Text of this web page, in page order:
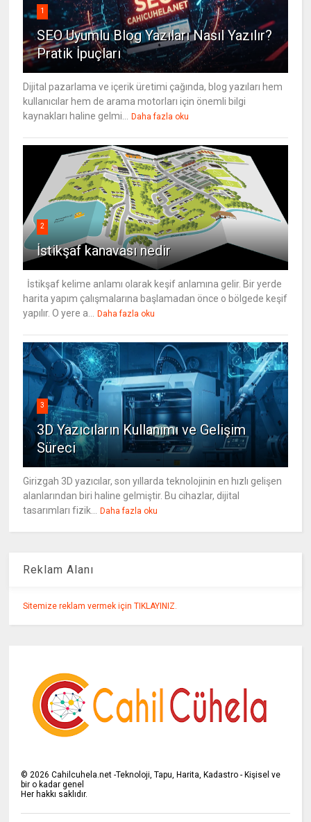
1
SEO Uyumlu Blog Yazıları Nasıl Yazılır?
Pratik İpuçları
Dijital pazarlama ve içerik üretimi çağında, blog yazıları hem
kullanıcılar hem de arama motorları için önemli bilgi
kaynakları haline gelmi...
Daha fazla oku
2
İstikşaf kanavası nedir
İstikşaf kelime anlamı olarak keşif anlamına gelir. Bir yerde
harita yapım çalışmalarına başlamadan önce o bölgede keşif
yapılır. O yere a...
Daha fazla oku
3
3D Yazıcıların Kullanımı ve Gelişim
Süreci
Girizgah 3D yazıcılar, son yıllarda teknolojinin en hızlı gelişen
alanlarından biri haline gelmiştir. Bu cihazlar, dijital
tasarımları fizik...
Daha fazla oku
Reklam Alanı
Sitemize reklam vermek için TIKLAYINIZ.
©2026 Cahilcuhela.net -Teknoloji, Tapu, Harita, Kadastro - Kişisel ve
bir o kadar genel
Her hakkı saklıdır.